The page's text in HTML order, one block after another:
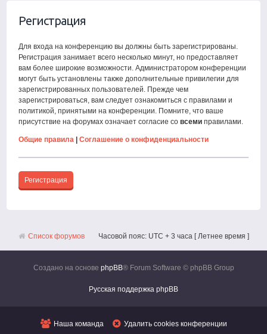
Регистрация
Для входа на конференцию вы должны быть зарегистрированы.
Регистрация занимает всего несколько минут, но предоставляет
вам более широкие возможности. Администратором конференции
могут быть установлены также дополнительные привилегии для
зарегистрированных пользователей. Прежде чем
зарегистрироваться, вам следует ознакомиться с правилами и
политикой, принятыми на конференции. Помните, что ваше
присутствие на форумах означает согласие совсеми правилами.
Общие правила |Соглашение о конфиденциальности
Регистрация
Список форумов Часовой пояс: UTC + 3 часа [ Летнее время ]
Создано на основе phpBB® Forum Software © phpBB Group
Русская поддержка phpBB
Наша команда Удалить cookies конференции